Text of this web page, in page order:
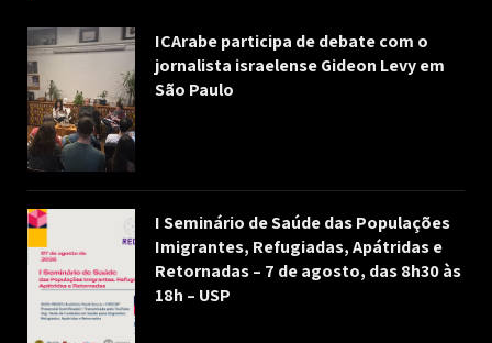
ICArabe participa de debate com o
jornalista israelense Gideon Levy em
São Paulo
I Seminário de Saúde das Populações
Imigrantes, Refugiadas, Apátridas e
Retornadas – 7 de agosto, das 8h30 às
18h – USP